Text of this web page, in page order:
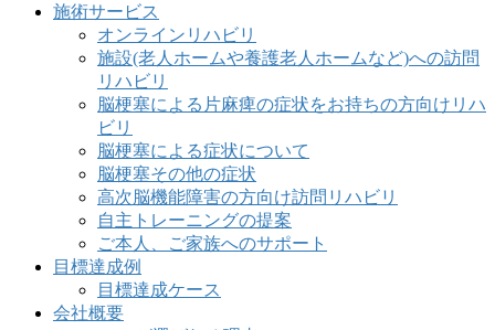
施術サービス
オンラインリハビリ
施設(老人ホームや養護老人ホームなど)への訪問
リハビリ
脳梗塞による片麻痺の症状をお持ちの方向けリハ
ビリ
脳梗塞による症状について
脳梗塞その他の症状
高次脳機能障害の方向け訪問リハビリ
自主トレーニングの提案
ご本人、ご家族へのサポート
目標達成例
目標達成ケース
会社概要